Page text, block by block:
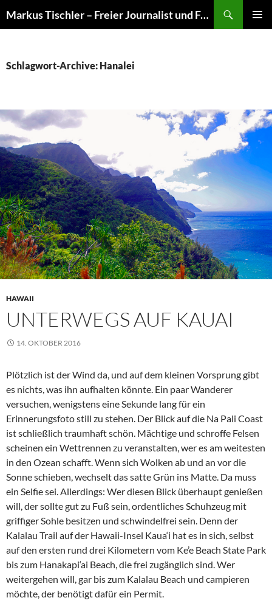
Markus Tischler – Freier Journalist und Fotograf
Schlagwort-Archive: Hanalei
HAWAII
UNTERWEGS AUF KAUAI
14. OKTOBER 2016
Plötzlich ist der Wind da, und auf dem kleinen Vorsprung gibt
es nichts, was ihn aufhalten könnte. Ein paar Wanderer
versuchen, wenigstens eine Sekunde lang für ein
Erinnerungsfoto still zu stehen. Der Blick auf die Na Pali Coast
ist schließlich traumhaft schön. Mächtige und schroffe Felsen
scheinen ein Wettrennen zu veranstalten, wer es am weitesten
in den Ozean schafft. Wenn sich Wolken ab und an vor die
Sonne schieben, wechselt das satte Grün ins Matte. Da muss
ein Selfie sei. Allerdings: Wer diesen Blick überhaupt genießen
will, der sollte gut zu Fuß sein, ordentliches Schuhzeug mit
griffiger Sohle besitzen und schwindelfrei sein. Denn der
Kalalau Trail auf der Hawaii-Insel Kaua‘i hat es in sich, selbst
auf den ersten rund drei Kilometern vom Ke’e Beach State Park
bis zum Hanakapi‘ai Beach, die frei zugänglich sind. Wer
weitergehen will, gar bis zum Kalalau Beach und campieren
möchte, der benötigt dafür ein Permit.